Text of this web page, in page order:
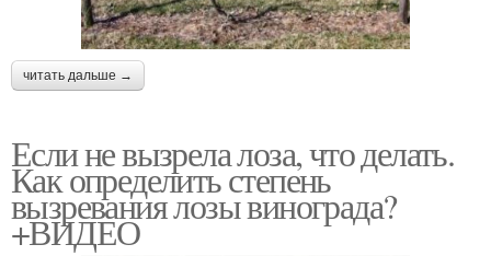
читать дальше →
Если не вызрела лоза, что делать.
Как определить степень
вызревания лозы винограда?
+ВИДЕО